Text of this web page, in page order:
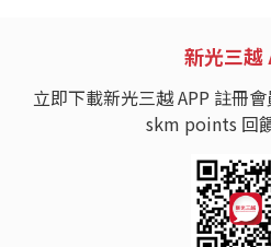
新光三越
立即下載新光三越 APP 註冊
skm points 回